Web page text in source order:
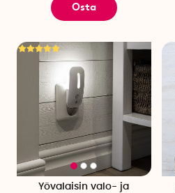
Osta
Yövalaisin valo- ja